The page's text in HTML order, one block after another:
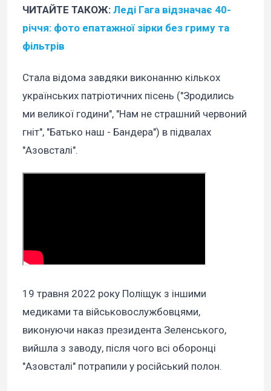
ЧИТАЙТЕ ТАКОЖ: Леді Гага відзначає 40-
річчя: фото епатажної зірки без гриму та
фільтрів
Стала відома завдяки виконанню кількох
українських патріотичних пісень ("Зродились
ми великої години", "Нам не страшний червоний
гніт", "Батько наш - Бандера") в підвалах
"Азовсталі".
19 травня 2022 року Поліщук з іншими
медиками та військовослужбовцями,
виконуючи наказ президента Зеленського,
вийшла з заводу, після чого всі оборонці
"Азовсталі" потрапили у російський полон.